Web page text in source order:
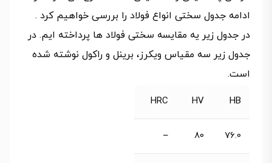
ادامه جدول سختی انواع فولاد را بررسی خواهیم کرد .
در جدول زیر یه مقایسه سختی فولاد ها پرداخته ایم. در
جدول زیر سه مقیاس ویکرز، برینل و راکول نوشته شده
است.
HB
HV
HRC
76.0
80
–